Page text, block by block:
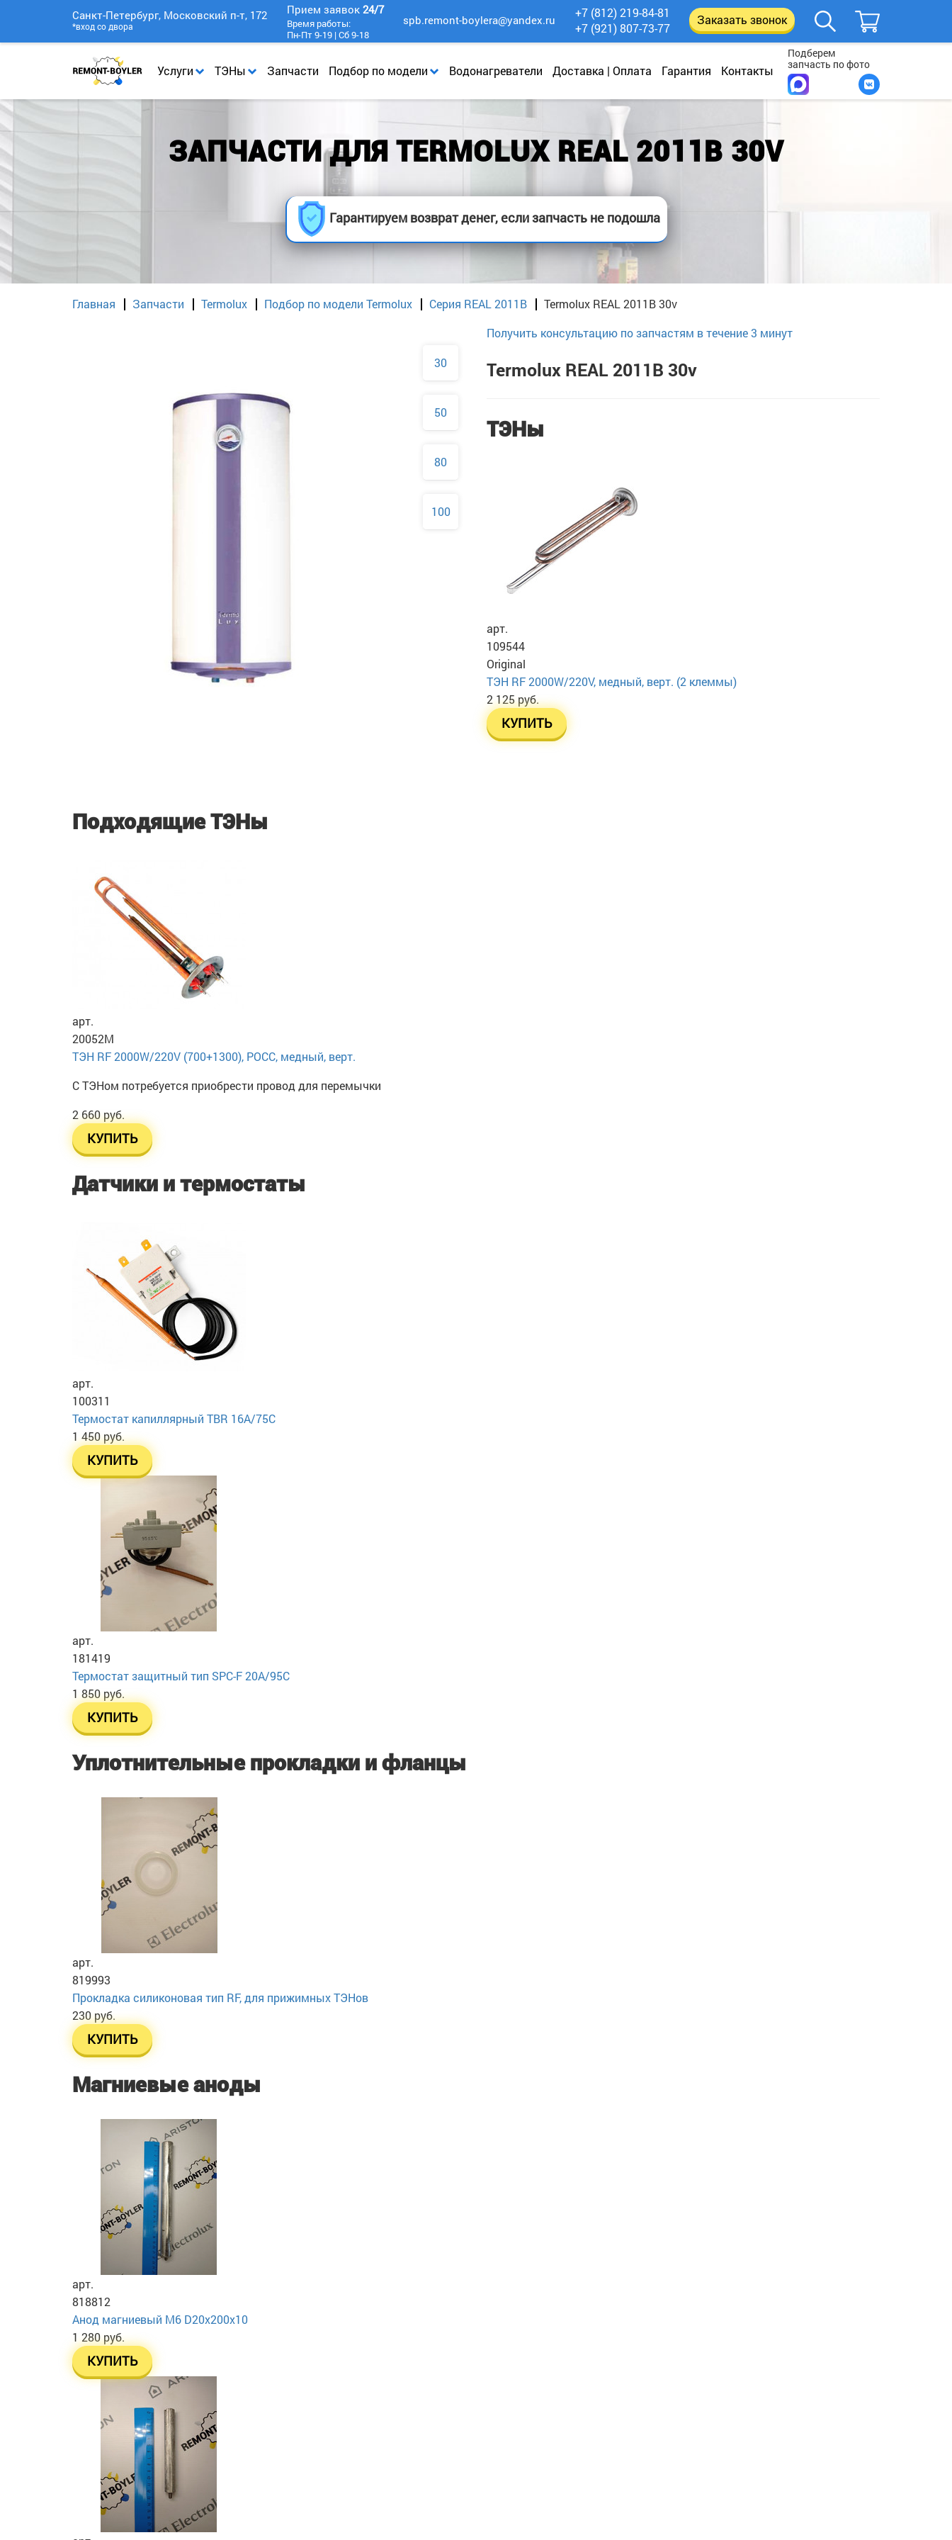
Услуги ТЭНы Запчасти Подбор по модели Водонагреватели Доставка | Оплата Гарантия Контакты
Подберем
запчасть по фото
Санкт-Петербург, Московский п-т, 172
*вход со двора
Прием заявок 24/7
Время работы:
Пн-Пт 9-19 | Сб 9-18
spb.remont-boylera@yandex.ru
+7 (812) 219-84-81
+7 (921) 807-73-77
Заказать звонок
ЗАПЧАСТИ ДЛЯ TERMOLUX REAL 2011B 30V
Гарантируем возврат денег, если запчасть не подошла
Главная Запчасти Termolux Подбор по модели Termolux Серия REAL 2011B Termolux REAL 2011B 30v
30
50
80
100
Получить консультацию по запчастям в течение 3 минут
Termolux REAL 2011B 30v
ТЭНы
арт.
109544
Original
ТЭН RF 2000W/220V, медный, верт. (2 клеммы)
2 125 руб.
КУПИТЬ
Подходящие ТЭНы
арт.
20052M
ТЭН RF 2000W/220V (700+1300), РОСС, медный, верт.
С ТЭНом потребуется приобрести провод для перемычки
2 660 руб.
КУПИТЬ
Датчики и термостаты
арт.
100311
Термостат капиллярный TBR 16A/75C
1 450 руб.
КУПИТЬ
арт.
181419
Термостат защитный тип SPC-F 20A/95C
1 850 руб.
КУПИТЬ
Уплотнительные прокладки и фланцы
арт.
819993
Прокладка силиконовая тип RF, для прижимных ТЭНов
230 руб.
КУПИТЬ
Магниевые аноды
арт.
818812
Анод магниевый М6 D20х200х10
1 280 руб.
КУПИТЬ